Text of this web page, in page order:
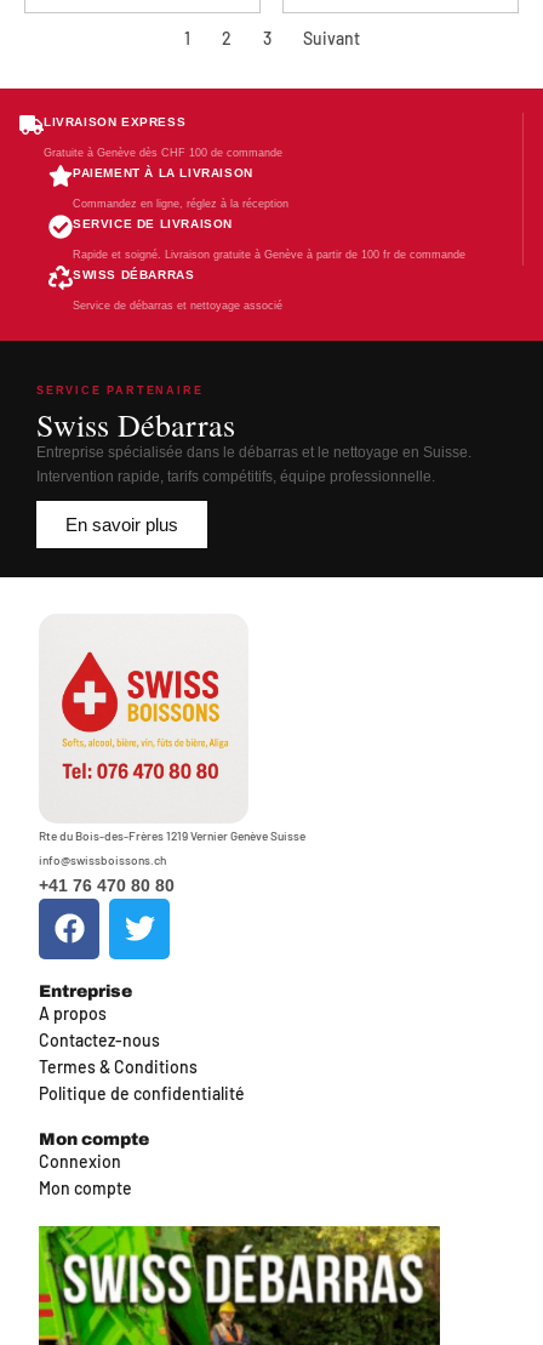
1 2 3 Suivant
LIVRAISON EXPRESS
Gratuite à Genève dès CHF 100 de commande
PAIEMENT À LA LIVRAISON
Commandez en ligne, réglez à la réception
SERVICE DE LIVRAISON
Rapide et soigné. Livraison gratuite à Genève à partir de 100 fr de commande
SWISS DÉBARRAS
Service de débarras et nettoyage associé
SERVICE PARTENAIRE
Swiss Débarras
Entreprise spécialisée dans le débarras et le nettoyage en Suisse.
Intervention rapide, tarifs compétitifs, équipe professionnelle.
En savoir plus
Rte du Bois-des-Frères 1219 Vernier Genève Suisse
info@swissboissons.ch
+41 76 470 80 80
Entreprise
A propos
Contactez-nous
Termes & Conditions
Politique de confidentialité
Mon compte
Connexion
Mon compte